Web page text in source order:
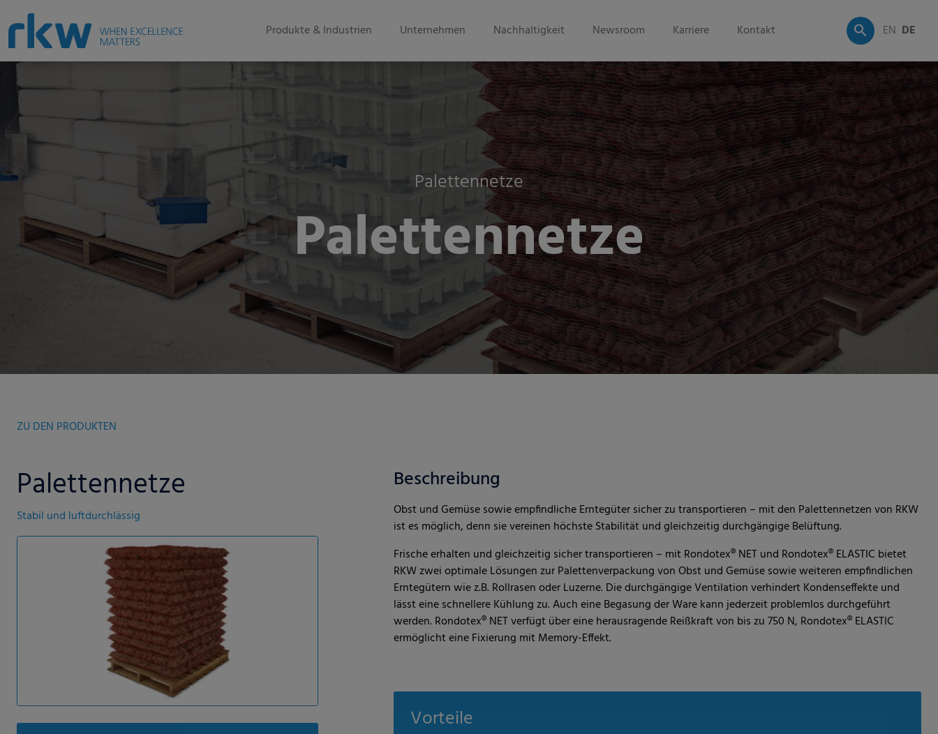
Produkte & Industrien Unternehmen Nachhaltigkeit Newsroom Karriere Kontakt EN DE
Palettennetze
Palettennetze
ZU DEN PRODUKTEN
Palettennetze
Stabil und luftdurchlässig
Beschreibung
Obst und Gemüse sowie empfindliche Erntegüter sicher zu transportieren – mit den Palettennetzen von RKW
ist es möglich, denn sie vereinen höchste Stabilität und gleichzeitig durchgängige Belüftung.
Frische erhalten und gleichzeitig sicher transportieren – mit Rondotex® NET und Rondotex® ELASTIC bietet
RKW zwei optimale Lösungen zur Palettenverpackung von Obst und Gemüse sowie weiteren empfindlichen
Erntegütern wie z.B. Rollrasen oder Luzerne. Die durchgängige Ventilation verhindert Kondenseffekte und
lässt eine schnellere Kühlung zu. Auch eine Begasung der Ware kann jederzeit problemlos durchgeführt
werden. Rondotex® NET verfügt über eine herausragende Reißkraft von bis zu 750 N, Rondotex® ELASTIC
ermöglicht eine Fixierung mit Memory-Effekt.
Vorteile